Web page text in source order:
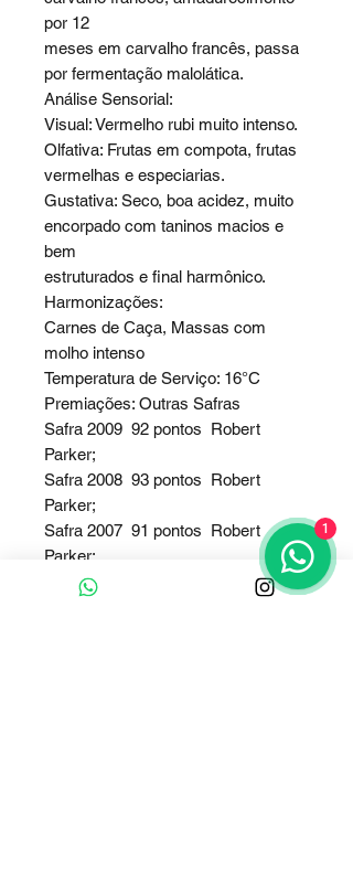
por 12
meses em carvalho francês, passa
por fermentação malolática.
Análise Sensorial:
Visual: Vermelho rubi muito intenso.
Olfativa: Frutas em compota, frutas
vermelhas e especiarias.
Gustativa: Seco, boa acidez, muito
encorpado com taninos macios e
bem
estruturados e final harmônico.
Harmonizações:
Carnes de Caça, Massas com
molho intenso
Temperatura de Serviço: 16°C
Premiações: Outras Safras
Safra 2009 ­ 92 pontos ­ Robert
Parker;
Safra 2008 ­ 93 pontos ­ Robert
Parker;
Safra 2007 ­ 91 pontos ­ Robert
Parker;
Safra 2005 ­ 90 pontos ­ Robert
1